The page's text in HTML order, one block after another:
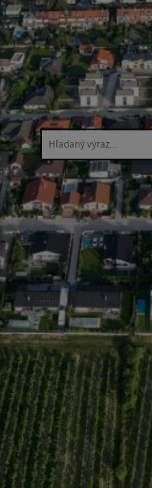
Hľadaný výraz...